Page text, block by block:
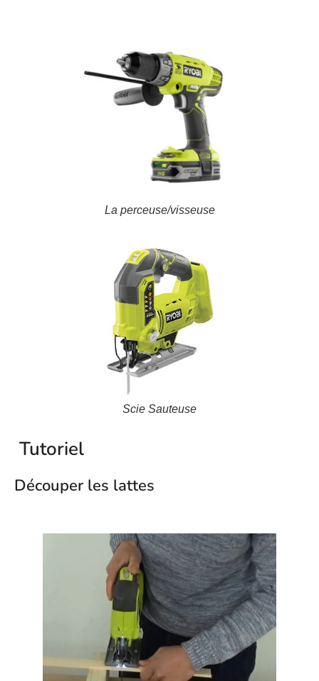
La perceuse/visseuse
Scie Sauteuse
Tutoriel
Découper les lattes